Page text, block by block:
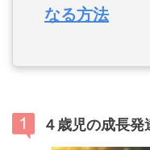
なる方法
４歳児の成長